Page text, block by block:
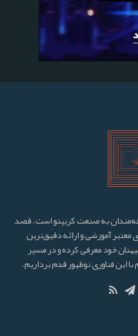
به صنعت کریپتو است. قصد
معتبر آموزشی و ارائه دقیق‌ترین
خود معرفی کرده و در مسیر
این فناوری نوظهور قدم برداریم.